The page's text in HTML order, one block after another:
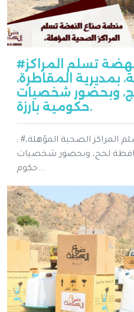
#منظمة_صناع_النهضة تسلم المراكز
بمديرية المقاطرة،
وبحضور شخصيات
حكومية بارزة.
; #منظمة_صناع_النهضة تسلم المراكز الصحية المؤهلة،
لحج، وبحضور شخصيات
حكوم...